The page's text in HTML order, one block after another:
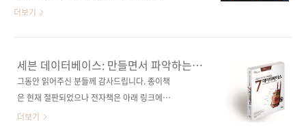
의 링크를 참조하시고요. ▶ 위키백과 이번에 저
것'이라 정의할 수 있겠습니다. 또 '하둡에 관한
가장 친절한 책'이라 자부할 수 있을 만큼, 정말
옆에서 멘토가 알려주듯 차근차근 일러주는 형
읽기 전에 '제이펍의 베타리더' 여섯 분을 통해
더보기
세븐 데이터베이스: 만들면서 파악하는
NoSQL
그동안 읽어주신 분들께 감사드립니다. 종이책
은 현재 절판되었으나 전자책은 아래 링크에서
구매하실 수 있습니다. 전자책 구매 사이트(가나
더보기